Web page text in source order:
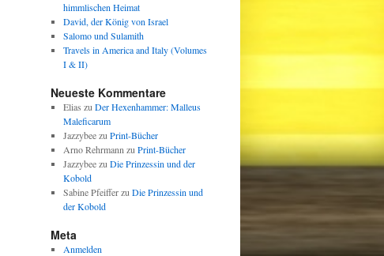
himmlischen Heimat
David, der König von Israel
Salomo und Sulamith
Travels in America and Italy (Volumes
I & II)
Neueste Kommentare
Elias zu Der Hexenhammer: Malleus
Maleficarum
Jazzybeezu Print-Bücher
Arno Rehrmann zu Print-Bücher
Jazzybeezu Die Prinzessin und der
Kobold
Sabine Pfeifferzu Die Prinzessin und
der Kobold
Meta
Anmelden